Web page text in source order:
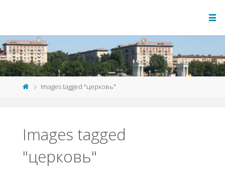
Images tagged "церковь"
Images tagged
"церковь"